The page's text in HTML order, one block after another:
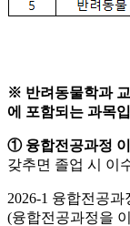
※ 반려동물학과
에 포함되는 과목
① 융합전공과정
갖추면 졸업 시 이
2026-1 융합전공과
(융합전공과정을